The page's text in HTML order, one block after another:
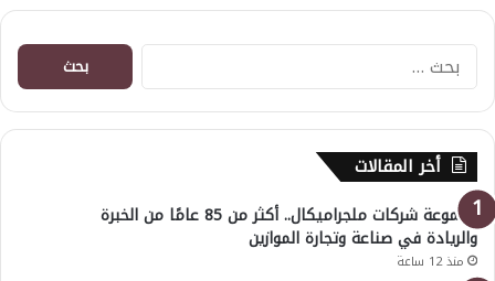
البحث
عن:
أخر المقالات
مجموعة شركات ملجراميكال.. أكثر من 85 عامًا من الخبرة
والريادة في صناعة وتجارة الموازين
منذ 12 ساعة